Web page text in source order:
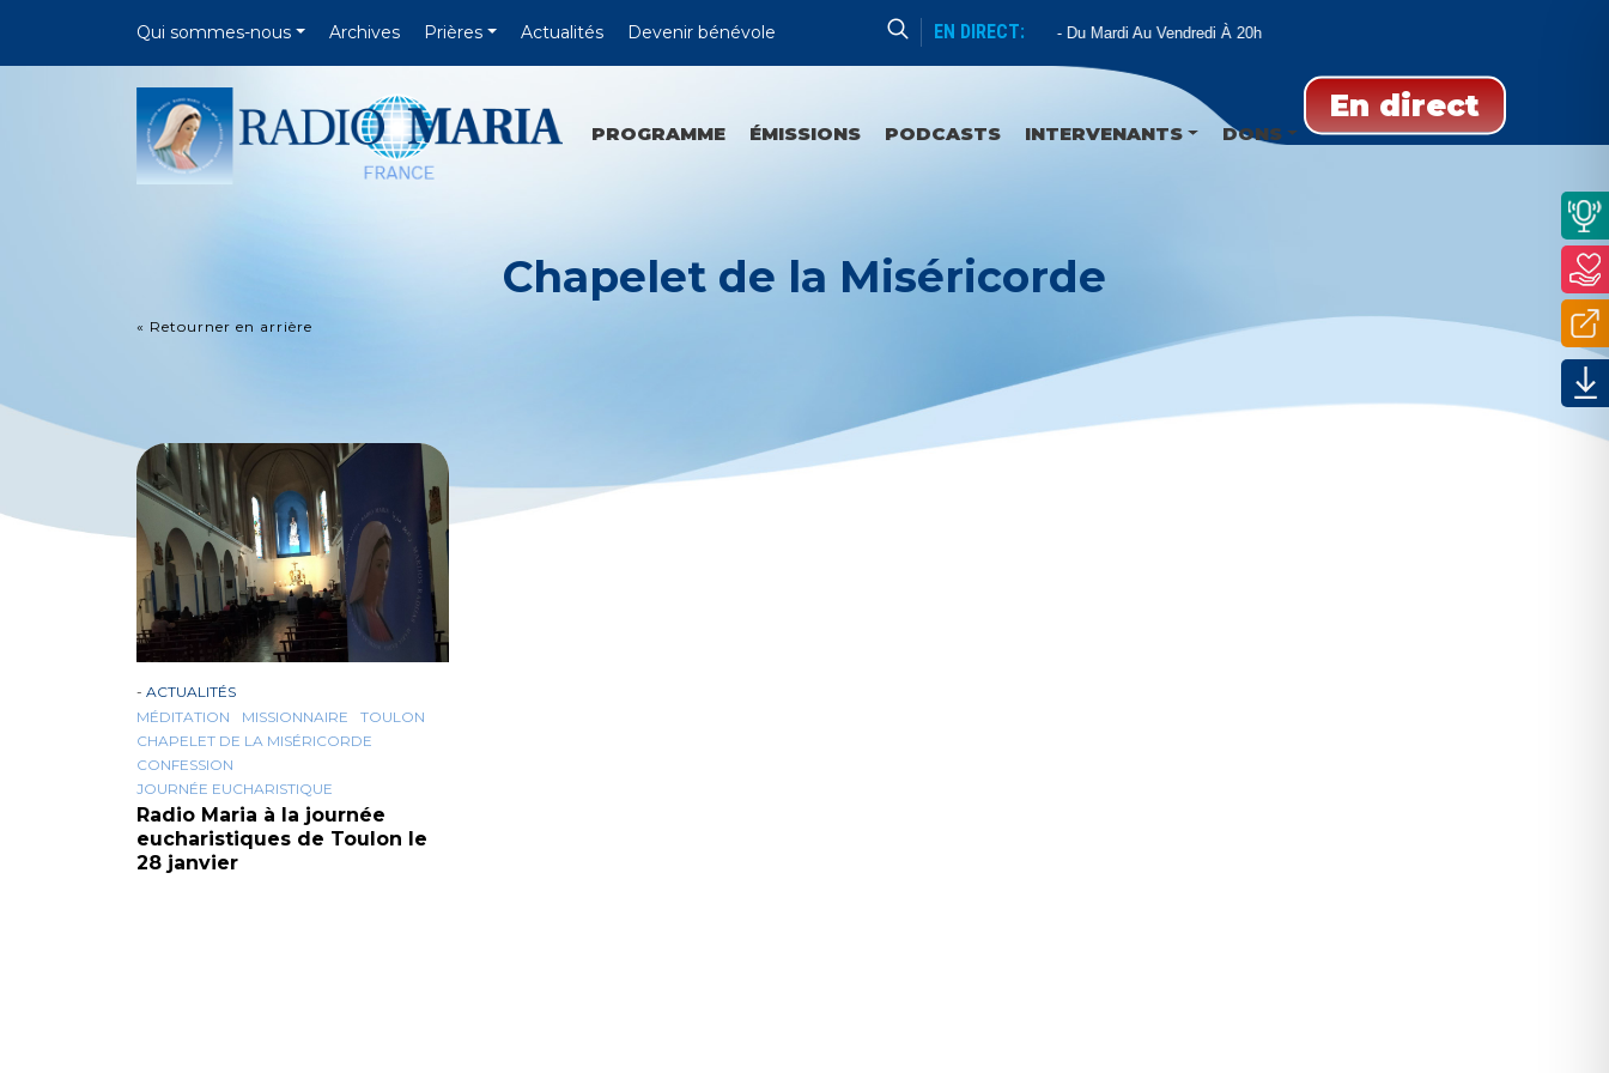
Qui sommes-nous Archives Prières Actualités Devenir bénévole EN DIRECT:
Catéchèse Du Père Mathieu Du Mardi Au Vendredi À 20h
En direct
PROGRAMME ÉMISSIONS PODCASTS INTERVENANTS DONS
Chapelet de la Miséricorde
« Retourner en arrière
- ACTUALITÉS
MÉDITATION
MISSIONNAIRE
TOULON
CHAPELET DE LA MISÉRICORDE
CONFESSION
JOURNÉE EUCHARISTIQUE
Radio Maria à la journée
eucharistiques de Toulon le
28 janvier